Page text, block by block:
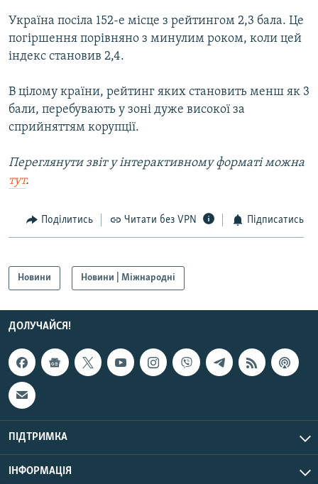
Україна посіла 152-е місце з рейтингом 2,3 бала. Це
погіршення порівняно з минулим роком, коли цей
індекс становив 2,4.
В цілому країни, рейтинг яких становить менш як 3
бали, перебувають у зоні дуже високої за
сприйняттям корупції.
Переглянути звіт у інтерактивному форматі можна
тут.
Поділитись Читати без VPN Підписатись
Новини Новини | Міжнародні
ДОЛУЧАЙСЯ!
ПІДТРИМКА
ІНФОРМАЦІЯ